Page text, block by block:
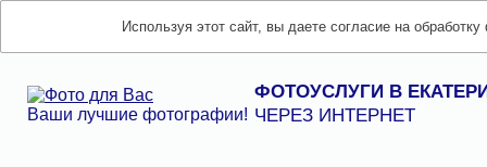
Используя этот сайт, вы даете согласие на
Ваши лучшие фотографии!
ФОТОУСЛУГИ В
ЧЕРЕЗ ИНТЕРНЕТ